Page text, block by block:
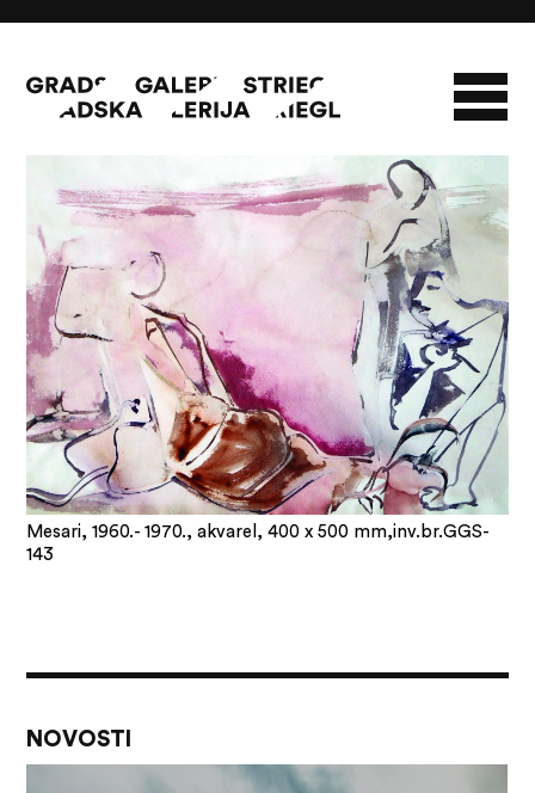
NOVOSTI
O GALERIJI
SLAVO STRIEGL
ZBIRKA STRIEGL
LIKOVNA ZBIRKA
PUBLIKACIJE
DOKUMENTI
Mesari, 1960.- 1970., akvarel, 400 x 500 mm,inv.br.GGS-
143
NOVOSTI